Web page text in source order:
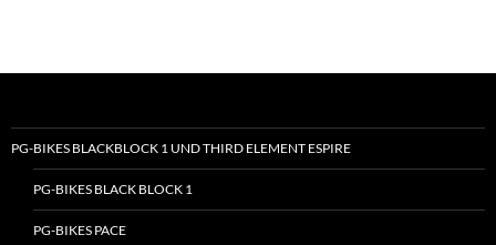
PG-BIKES BLACKBLOCK 1 UND THIRD ELEMENT ESPIRE
PG-BIKES BLACK BLOCK 1
PG-BIKES PACE